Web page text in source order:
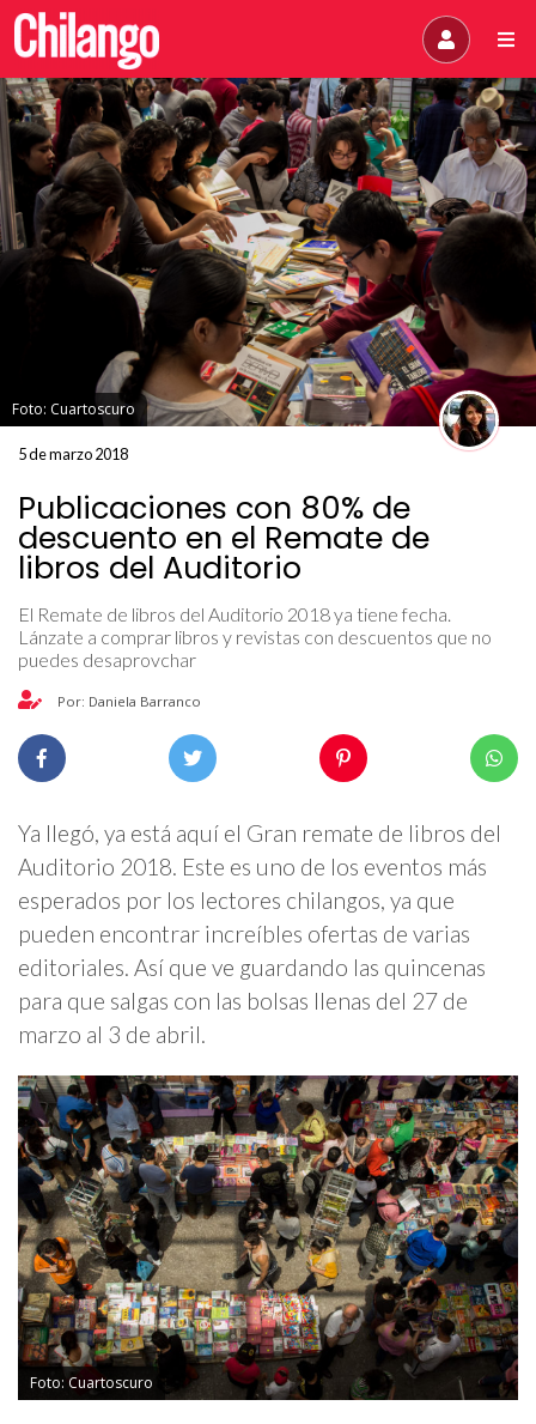
Foto: Cuartoscuro
5 de marzo 2018
Publicaciones con 80% de
descuento en el Remate de
libros del Auditorio
El Remate de libros del Auditorio 2018 ya tiene fecha.
Lánzate a comprar libros y revistas con descuentos que no
puedes desaprovchar
Por: Daniela Barranco
Ya llegó, ya está aquí el Gran remate de libros del
Auditorio 2018. Este es uno de los eventos más
esperados por los lectores chilangos, ya que
pueden encontrar increíbles ofertas de varias
editoriales. Así que ve guardando las quincenas
para que salgas con las bolsas llenas del 27 de
marzo al 3 de abril.
Foto: Cuartoscuro